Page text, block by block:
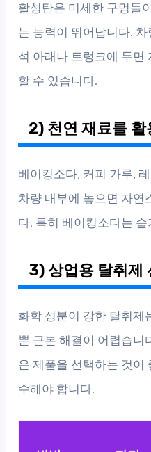
활성탄은 미세한 구멍들
는 능력이 뛰어납니다.
석 아래나 트렁크에 두면
할 수 있습니다.
2) 천연 재료를 활
베이킹소다, 커피 가루,
차량 내부에 놓으면 자연
다. 특히 베이킹소다는
3) 상업용 탈취제
화학 성분이 강한 탈취제
뿐 근본 해결이 어렵습니
은 제품을 선택하는 것이
수해야 합니다.